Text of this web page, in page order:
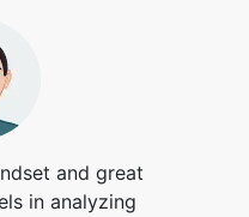
and great
in analyzing